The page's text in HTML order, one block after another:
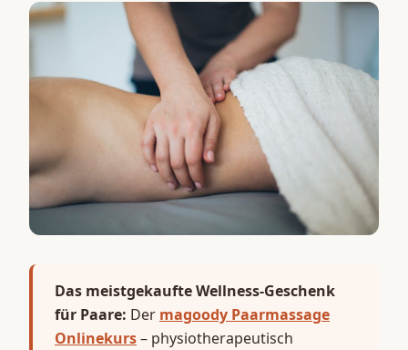
Das meistgekaufte Wellness-Geschenk
für Paare: Der magoody Paarmassage
Onlinekurs– physiotherapeutisch